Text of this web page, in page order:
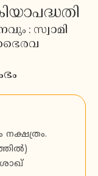
: സ്വാമി
നക്ഷത്രം.